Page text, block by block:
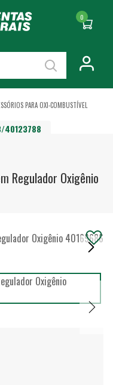
0
PARA OXI-COMBUSTÍVEL
40123788
Regulador Oxigênio